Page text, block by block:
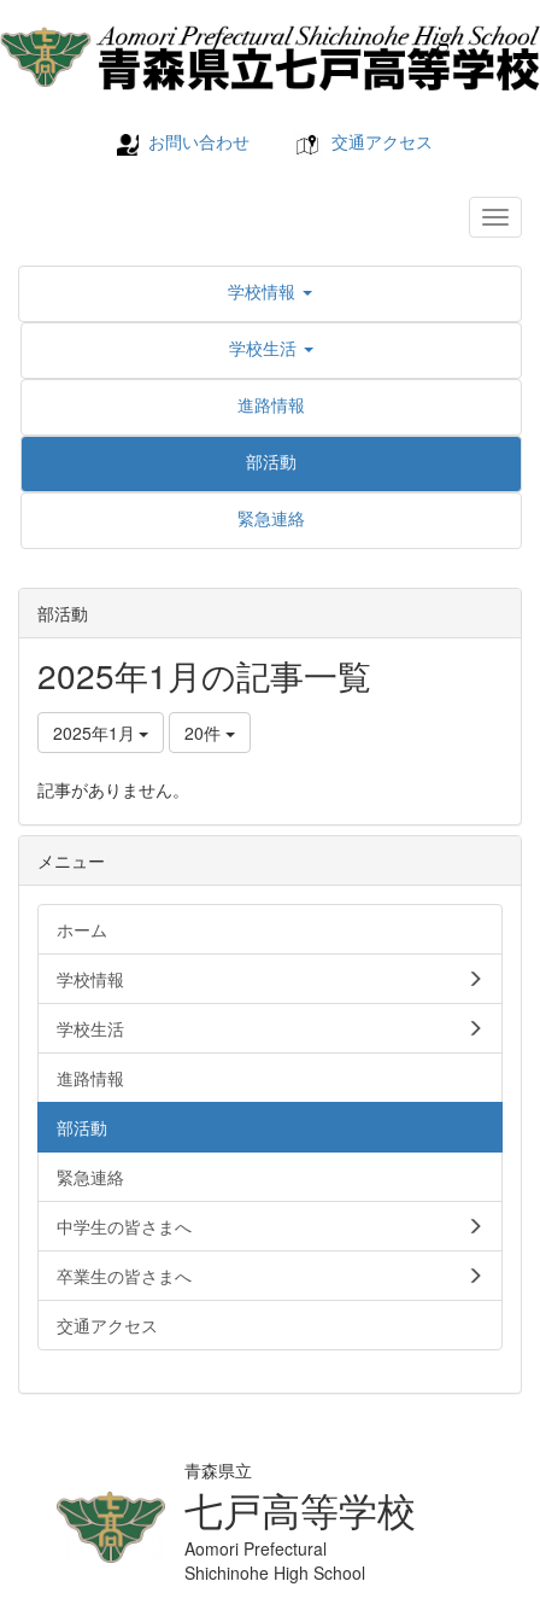
お問い合わせ 交通アクセス
学校情報
学校生活
進路情報
部活動
緊急連絡
部活動
2025年1月の記事一覧
2025年1月 20件
記事がありません。
メニュー
ホーム
学校情報
学校生活
進路情報
部活動
緊急連絡
中学生の皆さまへ
卒業生の皆さまへ
交通アクセス
青森県立
七戸高等学校
Aomori Prefectural
Shichinohe High School